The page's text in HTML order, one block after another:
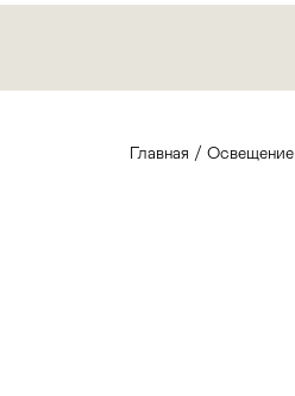
Главная / Освещение